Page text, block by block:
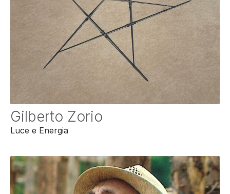
Gilberto Zorio
Luce e Energia